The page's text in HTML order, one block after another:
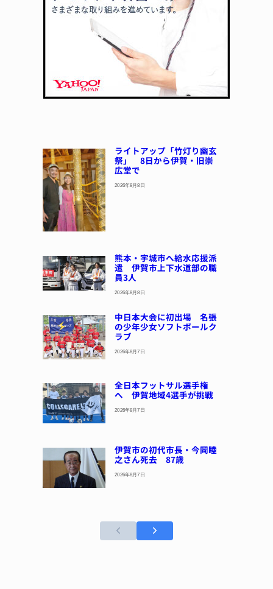
ライトアップ「竹灯り幽玄
祭」 8日から伊賀・旧崇
広堂で
2026年8月8日
熊本・宇城市へ給水応援派
遣 伊賀市上下水道部の職
員3人
2026年8月8日
中日本大会に初出場 名張
の少年少女ソフトボールク
ラブ
2026年8月7日
全日本フットサル選手権
へ 伊賀地域4選手が挑戦
2026年8月7日
伊賀市の初代市長・今岡睦
之さん死去 87歳
2026年8月7日